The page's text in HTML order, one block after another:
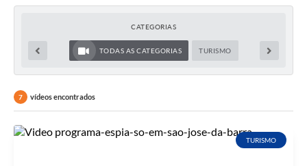
CATEGORIAS
TODAS AS CATEGORIAS TURISMO
7 vídeos encontrados
TURISMO